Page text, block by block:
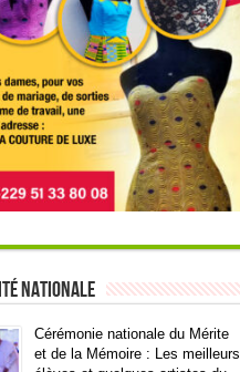
Nationale
Cérémonie nationale du Mérite
et de la Mémoire : Les meilleurs